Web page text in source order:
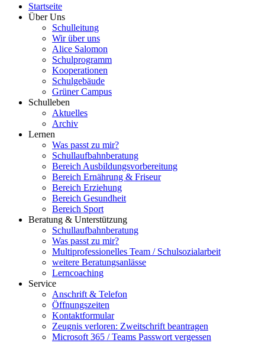
Startseite
Über Uns
Schulleitung
Wir über uns
Alice Salomon
Schulprogramm
Kooperationen
Schulgebäude
Grüner Campus
Schulleben
Aktuelles
Archiv
Lernen
Was passt zu mir?
Schullaufbahnberatung
Bereich Ausbildungsvorbereitung
Bereich Ernährung & Friseur
Bereich Erziehung
Bereich Gesundheit
Bereich Sport
Beratung & Unterstützung
Schullaufbahnberatung
Was passt zu mir?
Multipro­fessionelles Team / Schulsozialarbeit
weitere Beratungsanlässe
Lerncoaching
Service
Anschrift & Telefon
Öffnungszeiten
Kontaktformular
Zeugnis verloren: Zweitschrift beantragen
Microsoft 365 / Teams Passwort vergessen